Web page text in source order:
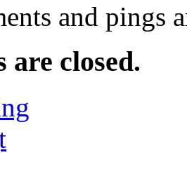
and pings
are closed.